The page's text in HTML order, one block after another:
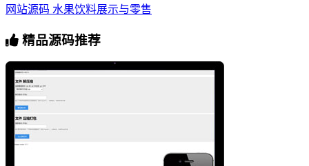
网站源码 水果饮料展示与零售
精品源码推荐